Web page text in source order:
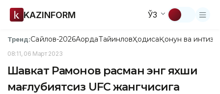
KAZINFORM ЎЗ
Тренд:Сайлов-2026АқордаТайинловҲодисаҚонун ва
08:11, 06 Март 2023
Шавкат Раҳмонов расман энг яхши
мағлубиятсиз UFC жангчисига